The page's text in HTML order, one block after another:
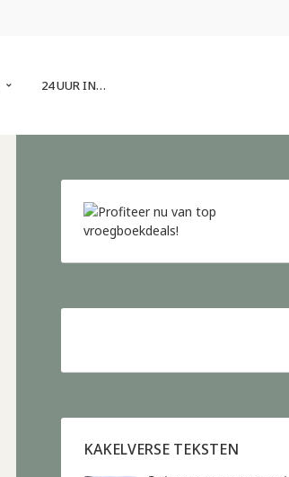
24 UUR IN…
KAKELVERSE TEKSTEN